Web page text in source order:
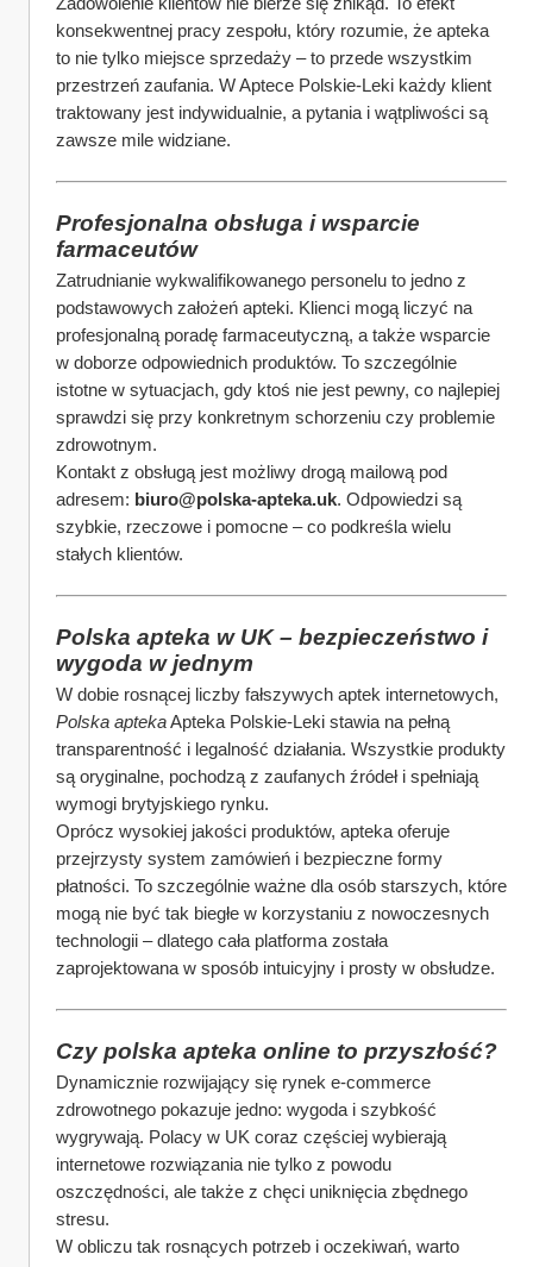
konsekwentnej pracy zespołu, który rozumie, że apteka
to nie tylko miejsce sprzedaży – to przede wszystkim
przestrzeń zaufania. W Aptece Polskie-Leki każdy klient
traktowany jest indywidualnie, a pytania i wątpliwości są
zawsze mile widziane.
Profesjonalna obsługa i wsparcie
farmaceutów
Zatrudnianie wykwalifikowanego personelu to jedno z
podstawowych założeń apteki. Klienci mogą liczyć na
profesjonalną poradę farmaceutyczną, a także wsparcie
w doborze odpowiednich produktów. To szczególnie
istotne w sytuacjach, gdy ktoś nie jest pewny, co najlepiej
sprawdzi się przy konkretnym schorzeniu czy problemie
zdrowotnym.
Kontakt z obsługą jest możliwy drogą mailową pod
adresem: biuro@polska-apteka.uk. Odpowiedzi są
szybkie, rzeczowe i pomocne – co podkreśla wielu
stałych klientów.
Polska apteka w UK – bezpieczeństwo i
wygoda w jednym
Polska apteka Apteka Polskie-Leki stawia na pełną
transparentność i legalność działania. Wszystkie produkty
są oryginalne, pochodzą z zaufanych źródeł i spełniają
wymogi brytyjskiego rynku.
Oprócz wysokiej jakości produktów, apteka oferuje
przejrzysty system zamówień i bezpieczne formy
płatności. To szczególnie ważne dla osób starszych, które
mogą nie być tak biegłe w korzystaniu z nowoczesnych
technologii – dlatego cała platforma została
zaprojektowana w sposób intuicyjny i prosty w obsłudze.
Czy polska apteka online to przyszłość?
Dynamicznie rozwijający się rynek e-commerce
zdrowotnego pokazuje jedno: wygoda i szybkość
wygrywają. Polacy w UK coraz częściej wybierają
internetowe rozwiązania nie tylko z powodu
oszczędności, ale także z chęci uniknięcia zbędnego
stresu.
W obliczu tak rosnących potrzeb i oczekiwań, warto